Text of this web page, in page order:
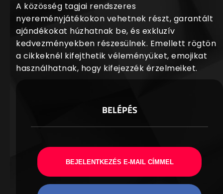
A közösség tagjai rendszeres
nyereményjátékokon vehetnek részt, garantált
ajándékokat húzhatnak be, és exkluzív
kedvezményekben részesülnek. Emellett rögtön
a cikkeknél kifejthetik véleményüket, emojikat
használhatnak, hogy kifejezzék érzelmeiket.
BELÉPÉS
BEJELENTKEZÉS E-MAIL CÍMMEL